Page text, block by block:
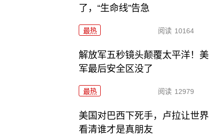
了，“生命线”告急
最热 阅读 10164
解放军五秒镜头颠覆太平洋！美
军最后安全区没了
最热 阅读 12979
美国对巴西下死手，卢拉让世界
看清谁才是真朋友